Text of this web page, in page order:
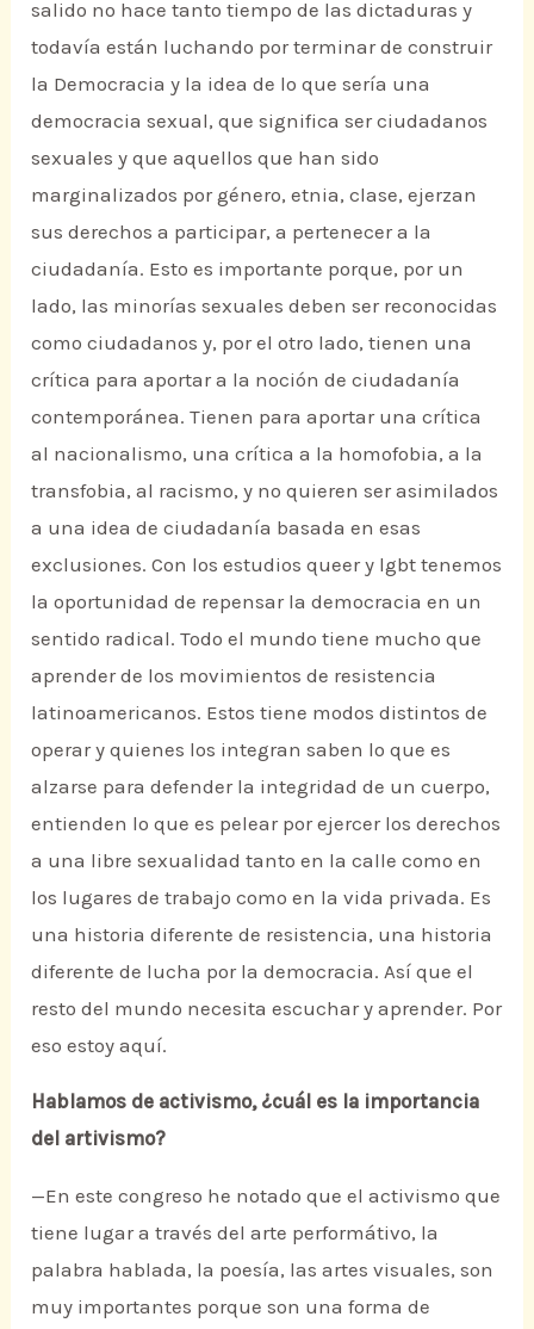
salido no hace tanto tiempo de las dictaduras y
todavía están luchando por terminar de construir
la Democracia y la idea de lo que sería una
democracia sexual, que significa ser ciudadanos
sexuales y que aquellos que han sido
marginalizados por género, etnia, clase, ejerzan
sus derechos a participar, a pertenecer a la
ciudadanía. Esto es importante porque, por un
lado, las minorías sexuales deben ser reconocidas
como ciudadanos y, por el otro lado, tienen una
crítica para aportar a la noción de ciudadanía
contemporánea. Tienen para aportar una crítica
al nacionalismo, una crítica a la homofobia, a la
transfobia, al racismo, y no quieren ser asimilados
a una idea de ciudadanía basada en esas
exclusiones. Con los estudios queer y lgbt tenemos
la oportunidad de repensar la democracia en un
sentido radical. Todo el mundo tiene mucho que
aprender de los movimientos de resistencia
latinoamericanos. Estos tiene modos distintos de
operar y quienes los integran saben lo que es
alzarse para defender la integridad de un cuerpo,
entienden lo que es pelear por ejercer los derechos
a una libre sexualidad tanto en la calle como en
los lugares de trabajo como en la vida privada. Es
una historia diferente de resistencia, una historia
diferente de lucha por la democracia. Así que el
resto del mundo necesita escuchar y aprender. Por
eso estoy aquí.
Hablamos de activismo, ¿cuál es la importancia
del artivismo?
—En este congreso he notado que el activismo que
tiene lugar a través del arte performátivo, la
palabra hablada, la poesía, las artes visuales, son
muy importantes porque son una forma de